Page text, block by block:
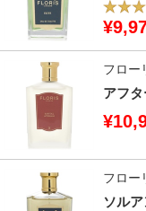
フロー
アフ
フロー
ソル